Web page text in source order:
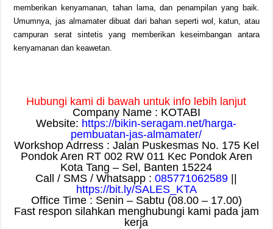
memberikan kenyamanan, tahan lama, dan penampilan yang baik.
Umumnya, jas almamater dibuat dari bahan seperti wol, katun, atau
campuran serat sintetis yang memberikan keseimbangan antara
kenyamanan dan keawetan.
Hubungi kami di bawah untuk info lebih lanjut
Company Name : KOTABI
Website: https://bikin-seragam.net/harga-
pembuatan-jas-almamater/
Workshop Adrress : Jalan Puskesmas No. 175 Kel
Pondok Aren RT 002 RW 011 Kec Pondok Aren
Kota Tang – Sel, Banten 15224
Call / SMS / Whatsapp :085771062589 ||
https://bit.ly/SALES_KTA
Office Time : Senin – Sabtu (08.00 – 17.00)
Fast respon silahkan menghubungi kami pada jam
kerja